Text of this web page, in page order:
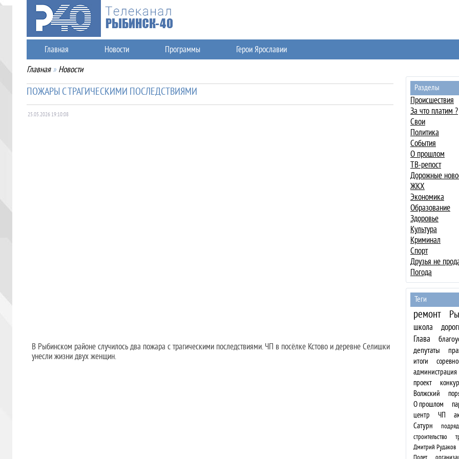
Главная Новости Программы Герои Ярославии
Главная » Новости
Разделы
Происшествия
За что платим ?
Свои
Политика
События
О прошлом
ТВ-репост
Дорожные
ЖКХ
Экономика
Образование
Здоровье
Культура
Криминал
Спорт
Друзья не
Погода
Теги
ремонт
школа
Глава
депутаты
итоги
администрация
проект
Волжский
О прошлом
центр
ЧП
Сатурн
строительство
Дмитрий Рудаков
Полет
ПОЖАРЫ С ТРАГИЧЕСКИМИ ПОСЛЕДСТВИЯМИ
25.05.2026 19:10:08
В Рыбинском районе случилось два пожара с трагическими последствиями. ЧП в посёлке Кстово и деревне Селишки
унесли жизни двух женщин.